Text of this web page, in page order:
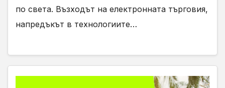
по света. Възходът на електронната търговия,
напредъкът в технологиите…